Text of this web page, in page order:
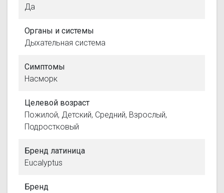
Да
Органы и системы
Дыхательная система
Симптомы
Насморк
Целевой возраст
Пожилой, Детский, Средний, Взрослый,
Подростковый
Бренд латиница
Eucalyptus
Бренд